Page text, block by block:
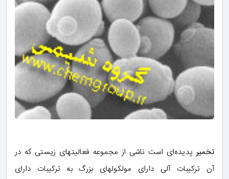
تخمیرپدیده‌ای است ناشی از مجموعه فعالیتهای زیستی که در
آن ترکیبات آلی دارای مولکولهای بزرگ به ترکیبات دارای